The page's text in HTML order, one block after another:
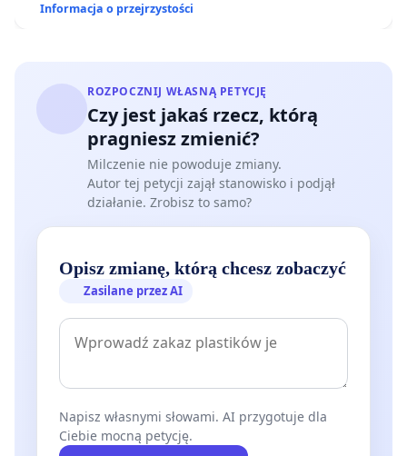
przyspieszonej procedury warunkowego
mówią też liczne publikacje fachowe. Dlatego
uczestnictwo każdej osoby biorącej udział w
szczepieniach należy uznać jako udział w
eksperymencie medycznym i może być jedynie
dobrowolne. Podkreśliła to wyraźnie Rada Europy
należy dopilnować, aby obywatele zostali
poinformowani, że szczepienia nie są obowiązkowe
i że na nikogo nie będzie się wywierać presji
społecznej.
eksperymentalnych „szczepionek”. Ponieważ jest to
eksperyment medyczny, ich faktyczna skuteczność,
którą w materiałach reklamowych producentów
Informacja o przejrzystości
ROZPOCZNIJ WŁASNĄ PETYCJĘ
Czy jest jakaś rzecz, którą
pragniesz zmienić?
Milczenie nie powoduje zmiany.
Autor tej petycji zajął stanowisko i podjął
działanie. Zrobisz to samo?
Opisz zmianę, którą chcesz zobaczyć
Zasilane przez AI
Napisz własnymi słowami. AI przygotuje dla
Ciebie mocną petycję.